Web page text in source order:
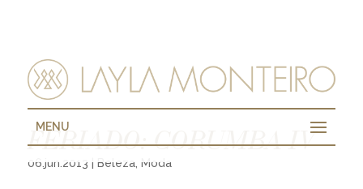
MENU
FERIADO: CORUMBA IV
06.jun.2013 | Beleza, Moda